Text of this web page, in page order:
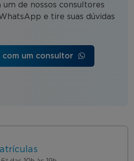
um de nossos consultores
e tire suas dúvidas
com um consultor